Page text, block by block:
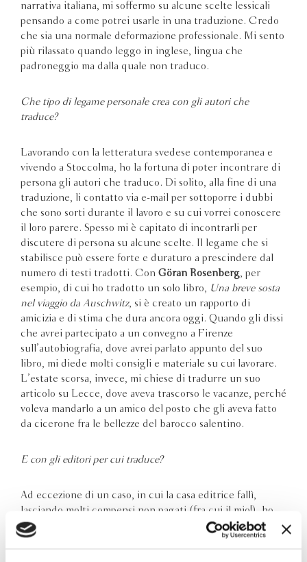
narrativa italiana, mi soffermo su alcune scelte lessicali
pensando a come potrei usarle in una traduzione. Credo
che sia una normale deformazione professionale. Mi sento
più rilassato quando leggo in inglese, lingua che
padroneggio ma dalla quale non traduco.
Che tipo di legame personale crea con gli autori che
traduce?
Lavorando con la letteratura svedese contemporanea e
vivendo a Stoccolma, ho la fortuna di poter incontrare di
persona gli autori che traduco. Di solito, alla fine di una
traduzione, li contatto via e-mail per sottoporre i dubbi
che sono sorti durante il lavoro e su cui vorrei conoscere
il loro parere. Spesso mi è capitato di incontrarli per
discutere di persona su alcune scelte. Il legame che si
stabilisce può essere forte e duraturo a prescindere dal
numero di testi tradotti. Con Göran Rosenberg , per
esempio, di cui ho tradotto un solo libro,
Una breve sosta
nel viaggio da Auschwitz, si è creato un rapporto di
amicizia e di stima che dura ancora oggi. Quando gli dissi
che avrei partecipato a un convegno a Firenze
sull’autobiografia, dove avrei parlato appunto del suo
libro, mi diede molti consigli e materiale su cui lavorare.
L’estate scorsa, invece, mi chiese di tradurre un suo
articolo su Lecce, dove aveva trascorso le vacanze, perché
voleva mandarlo a un amico del posto che gli aveva fatto
da cicerone fra le bellezze del barocco salentino.
E con gli editori per cui traduce?
Ad eccezione di un caso, in cui la casa editrice fallì,
lasciando molti compensi non pagati (fra cui il mio!), ho
sempre avuto un ottimo rapporto con tutte le persone
coinvolte nelle diverse fasi della lavorazione di un libro.